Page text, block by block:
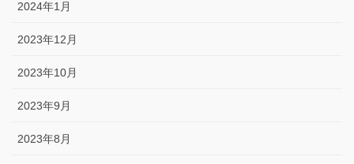
2024年1月
2023年12月
2023年10月
2023年9月
2023年8月